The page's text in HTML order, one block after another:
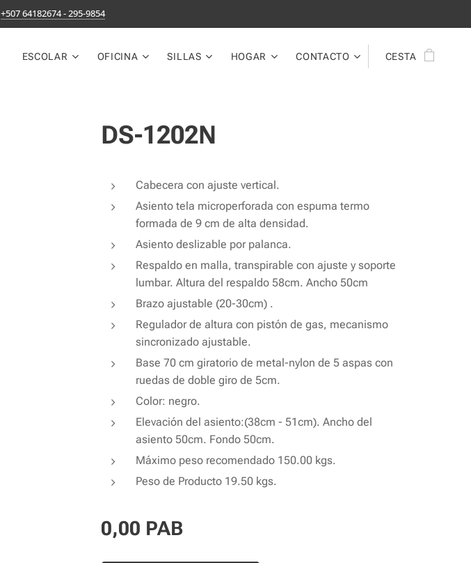
+507 64182674 - 295-9854
ESCOLAR OFICINA SILLAS HOGAR CONTACTO CESTA
DS-1202N
Cabecera con ajuste vertical.
Asiento tela microperforada con espuma termo
formada de 9 cm de alta densidad.
Asiento deslizable por palanca.
Respaldo en malla, transpirable con ajuste y soporte
lumbar. Altura del respaldo 58cm. Ancho 50cm
Brazo ajustable (20-30cm) .
Regulador de altura con pistón de gas, mecanismo
sincronizado ajustable.
Base 70 cm giratorio de metal-nylon de 5 aspas con
ruedas de doble giro de 5cm.
Color: negro.
Elevación del asiento:(38cm - 51cm). Ancho del
asiento 50cm. Fondo 50cm.
Máximo peso recomendado 150.00 kgs.
Peso de Producto 19.50 kgs.
0,00 PAB